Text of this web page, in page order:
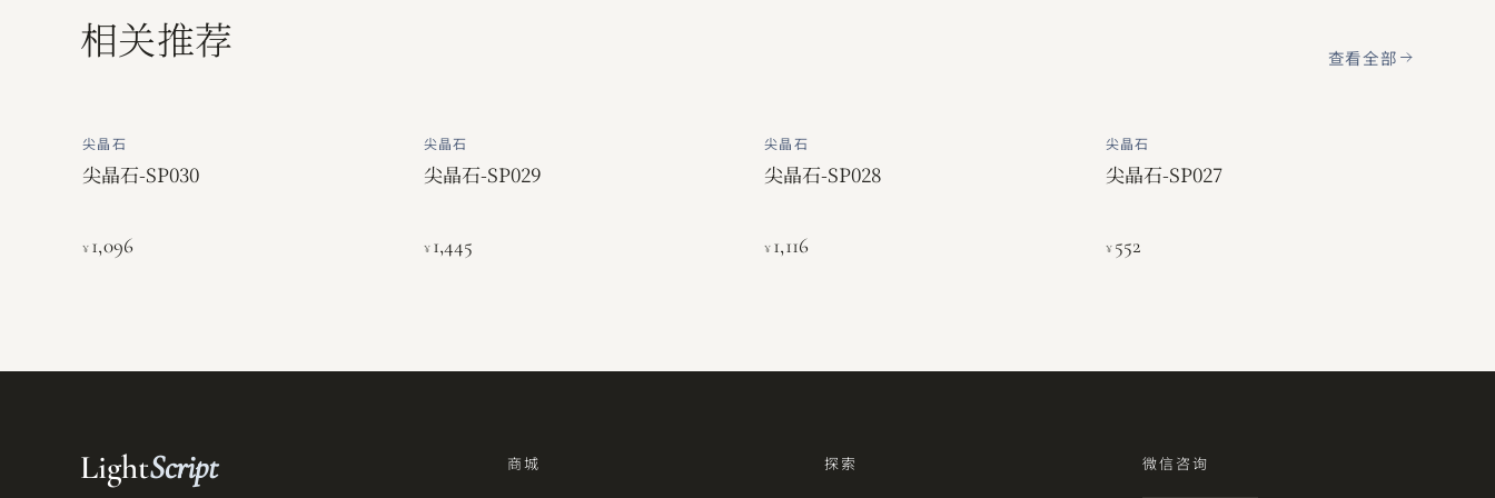
相关推荐 查看全部
尖晶石
尖晶石-SP030
¥1,096
尖晶石
尖晶石-SP029
¥ 1,445
尖晶石
尖晶石-SP028
¥1,116
尖晶石
尖晶石-SP027
¥ 552
LightScript 商城 探索 微信咨询